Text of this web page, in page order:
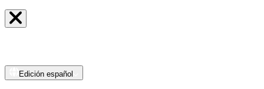
Edición español